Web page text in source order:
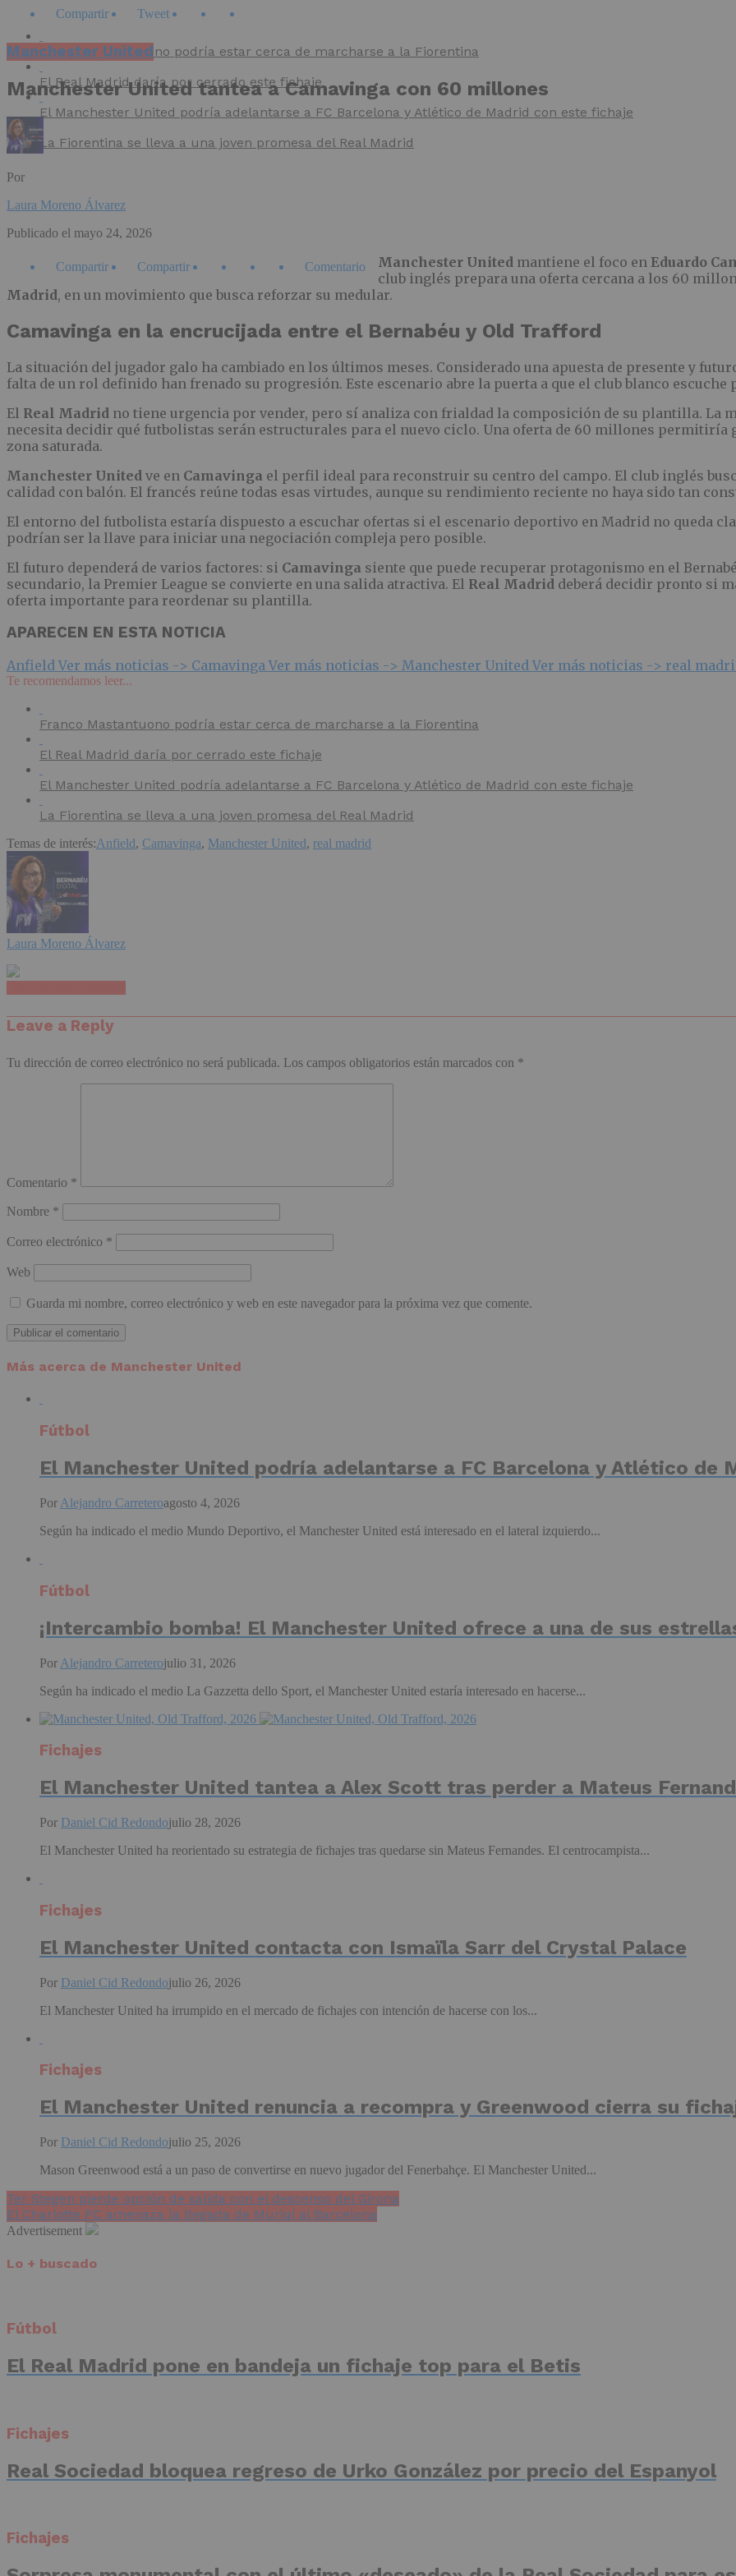
Compartir Tweet
Franco Mastantuono podría estar cerca de marcharse a la Fiorentina
El Real Madrid daría por cerrado este fichaje
El Manchester United podría adelantarse a FC Barcelona y Atlético de Madrid con este fichaje
La Fiorentina se lleva a una joven promesa del Real Madrid
Manchester United
Manchester United tantea a Camavinga con 60 millones
Por
Laura Moreno Álvarez
Publicado el mayo 24, 2026
Compartir Compartir Comentario Manchester United mantiene el foco en Eduardo
club inglés prepara una oferta cercana a los 60
Madrid, en un movimiento que busca reforzar su medular.
Camavinga en la encrucijada entre el Bernabéu y Old Trafford
La situación del jugador galo ha cambiado en los últimos meses. Considerado una apuesta de presente y
falta de un rol definido han frenado su progresión. Este escenario abre la puerta a que el club blanco escuche
El Real Madrid no tiene urgencia por vender, pero sí analiza con frialdad la composición de su plantilla. La
necesita decidir qué futbolistas serán estructurales para el nuevo ciclo. Una oferta de 60 millones
zona saturada.
Manchester United ve en Camavinga el perfil ideal para reconstruir su centro del campo. El club inglés
calidad con balón. El francés reúne todas esas virtudes, aunque su rendimiento reciente no haya sido tan
El entorno del futbolista estaría dispuesto a escuchar ofertas si el escenario deportivo en Madrid no queda
podrían ser la llave para iniciar una negociación compleja pero posible.
El futuro dependerá de varios factores: si Camavinga siente que puede recuperar protagonismo en el
secundario, la Premier League se convierte en una salida atractiva. El Real Madrid deberá decidir pronto si
oferta importante para reordenar su plantilla.
APARECEN EN ESTA NOTICIA
Anfield Ver más noticias -> Camavinga Ver más noticias -> Manchester United Ver más noticias -> real
Te recomendamos leer...
Franco Mastantuono podría estar cerca de marcharse a la Fiorentina
El Real Madrid daría por cerrado este fichaje
El Manchester United podría adelantarse a FC Barcelona y Atlético de Madrid con este fichaje
La Fiorentina se lleva a una joven promesa del Real Madrid
Temas de interés:Anfield, Camavinga, Manchester United, real madrid
Laura Moreno Álvarez
Leave a Reply
Tu dirección de correo electrónico no será publicada. Los campos obligatorios están marcados con *
Comentario *
Nombre *
Correo electrónico *
Web
Guarda mi nombre, correo electrónico y web en este navegador para la próxima vez que comente.
Más acerca de Manchester United
Fútbol
El Manchester United podría adelantarse a FC Barcelona y Atlético de
Por Alejandro Carreteroagosto 4, 2026
Según ha indicado el medio Mundo Deportivo, el Manchester United está interesado en el lateral izquierdo...
Fútbol
¡Intercambio bomba! El Manchester United ofrece a una de sus
Por Alejandro Carreterojulio 31, 2026
Según ha indicado el medio La Gazzetta dello Sport, el Manchester United estaría interesado en hacerse...
Fichajes
El Manchester United tantea a Alex Scott tras perder a Mateus
Por Daniel Cid Redondojulio 28, 2026
El Manchester United ha reorientado su estrategia de fichajes tras quedarse sin Mateus Fernandes. El centrocampista...
Fichajes
El Manchester United contacta con Ismaïla Sarr del Crystal Palace
Por Daniel Cid Redondojulio 26, 2026
El Manchester United ha irrumpido en el mercado de fichajes con intención de hacerse con los...
Fichajes
El Manchester United renuncia a recompra y Greenwood cierra su
Por Daniel Cid Redondojulio 25, 2026
Mason Greenwood está a un paso de convertirse en nuevo jugador del Fenerbahçe. El Manchester United...
Ter Stegen pierde opción de salida con el descenso del Girona
El Charlotte FC amenaza la llegada de Muriqi al Barcelona
Advertisement
Lo + buscado
Fútbol
El Real Madrid pone en bandeja un fichaje top para el Betis
Fichajes
Real Sociedad bloquea regreso de Urko González por precio del Espanyol
Fichajes